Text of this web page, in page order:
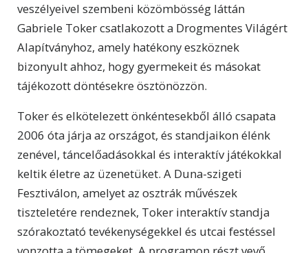
veszélyeivel szembeni közömbösség láttán
Gabriele Toker csatlakozott a Drogmentes Világért
Alapítványhoz, amely hatékony eszköznek
bizonyult ahhoz, hogy gyermekeit és másokat
tájékozott döntésekre ösztönözzön.
Toker és elkötelezett önkéntesekből álló csapata
2006 óta járja az országot, és standjaikon élénk
zenével, táncelőadásokkal és interaktív játékokkal
keltik életre az üzenetüket. A Duna-szigeti
Fesztiválon, amelyet az osztrák művészek
tiszteletére rendeznek, Toker interaktív standja
szórakoztató tevékenységekkel és utcai festéssel